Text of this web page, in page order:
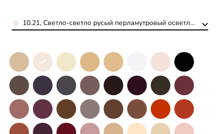
Color10.21, Светло-светло русый перламутровый осветляющий